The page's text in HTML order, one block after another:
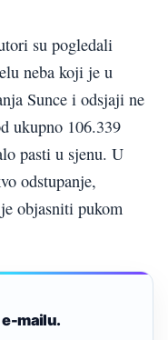
su pogledali
neba koji je u
Sunce i odsjaji ne
ukupno 106.339
pasti u sjenu. U
odstupanje,
objasniti pukom
mailu.